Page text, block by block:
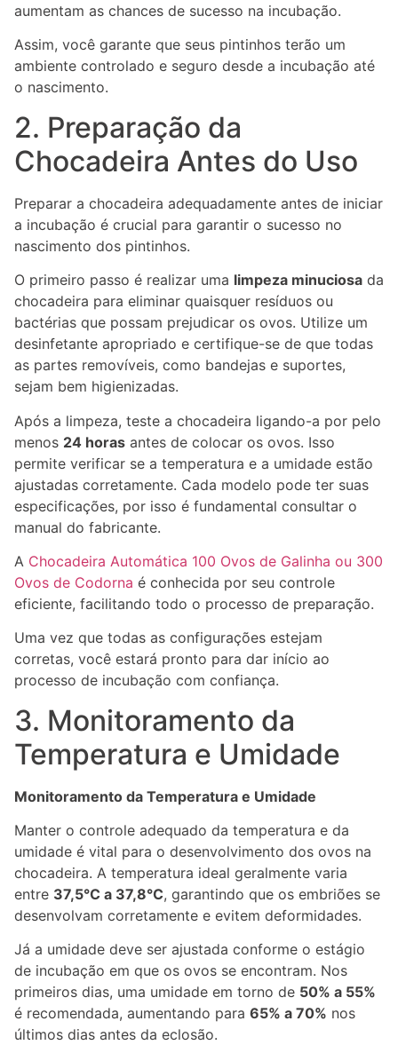
aumentam as chances de sucesso na incubação.
Assim, você garante que seus pintinhos terão um
ambiente controlado e seguro desde a incubação até
o nascimento.
2. Preparação da
Chocadeira Antes do Uso
Preparar a chocadeira adequadamente antes de iniciar
a incubação é crucial para garantir o sucesso no
nascimento dos pintinhos.
O primeiro passo é realizar uma limpeza minuciosa da
chocadeira para eliminar quaisquer resíduos ou
bactérias que possam prejudicar os ovos. Utilize um
desinfetante apropriado e certifique-se de que todas
as partes removíveis, como bandejas e suportes,
sejam bem higienizadas.
Após a limpeza, teste a chocadeira ligando-a por pelo
menos 24 horas antes de colocar os ovos. Isso
permite verificar se a temperatura e a umidade estão
ajustadas corretamente. Cada modelo pode ter suas
especificações, por isso é fundamental consultar o
manual do fabricante.
A Chocadeira Automática 100 Ovos de Galinha ou 300
Ovos de Codorna é conhecida por seu controle
eficiente, facilitando todo o processo de preparação.
Uma vez que todas as configurações estejam
corretas, você estará pronto para dar início ao
processo de incubação com confiança.
3. Monitoramento da
Temperatura e Umidade
Monitoramento da Temperatura e Umidade
Manter o controle adequado da temperatura e da
umidade é vital para o desenvolvimento dos ovos na
chocadeira. A temperatura ideal geralmente varia
entre 37,5°C a 37,8°C, garantindo que os embriões se
desenvolvam corretamente e evitem deformidades.
Já a umidade deve ser ajustada conforme o estágio
de incubação em que os ovos se encontram. Nos
primeiros dias, uma umidade em torno de 50% a 55%
é recomendada, aumentando para 65% a 70% nos
últimos dias antes da eclosão.